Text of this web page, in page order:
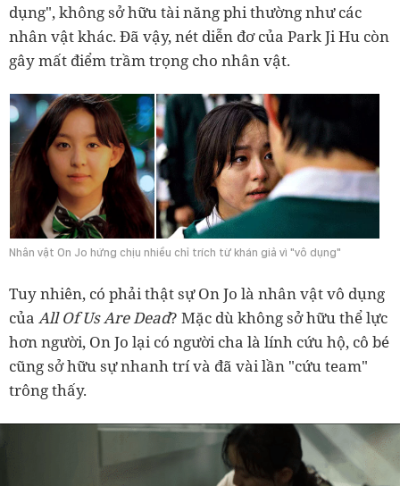
dụng", không sở hữu tài năng phi thường như các
nhân vật khác. Đã vậy, nét diễn đơ của Park Ji Hu còn
gây mất điểm trầm trọng cho nhân vật.
Nhân vật On Jo hứng chịu nhiều chỉ trích từ khán giả vì "vô dụng"
Tuy nhiên, có phải thật sự On Jo là nhân vật vô dụng
của All Of Us Are Dead? Mặc dù không sở hữu thể lực
hơn người, On Jo lại có người cha là lính cứu hộ, cô bé
cũng sở hữu sự nhanh trí và đã vài lần "cứu team"
trông thấy.